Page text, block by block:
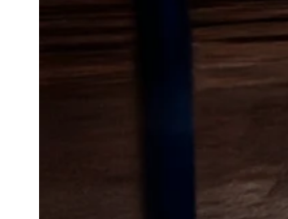
Sølvfisk er et
kræver hurtig og
opleves sølvfisk
hvor de trives i fugtige
Byområder som
ofte problemer i
sølvfiskene let finder
typisk i ældre
luftfugtighed, hvor